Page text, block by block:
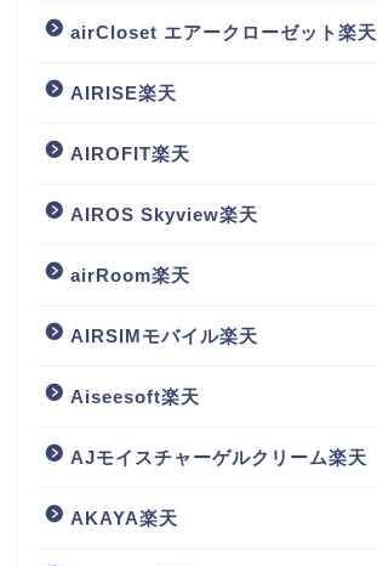
airCloset エアークローゼット楽天
AIRISE楽天
AIROFIT楽天
AIROS Skyview楽天
airRoom楽天
AIRSIMモバイル楽天
Aiseesoft楽天
AJモイスチャーゲルクリーム楽天
AKAYA楽天